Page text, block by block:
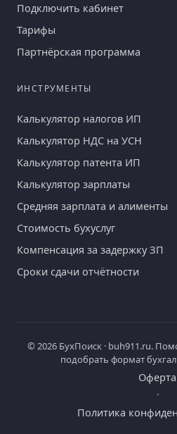
Подключить кабинет
Тарифы
Партнёрская программа
ИНСТРУМЕНТЫ
Калькулятор налогов ИП
Калькулятор НДС на УСН
Калькулятор патента ИП
Калькулятор зарплаты
Средняя зарплата и алименты
Стоимость бухуслуг
Компенсация за задержку ЗП
Сроки сдачи отчётности
© 2026 БухПоиск · buh911.ru.
подобрать формат
Оферта
·
Политика